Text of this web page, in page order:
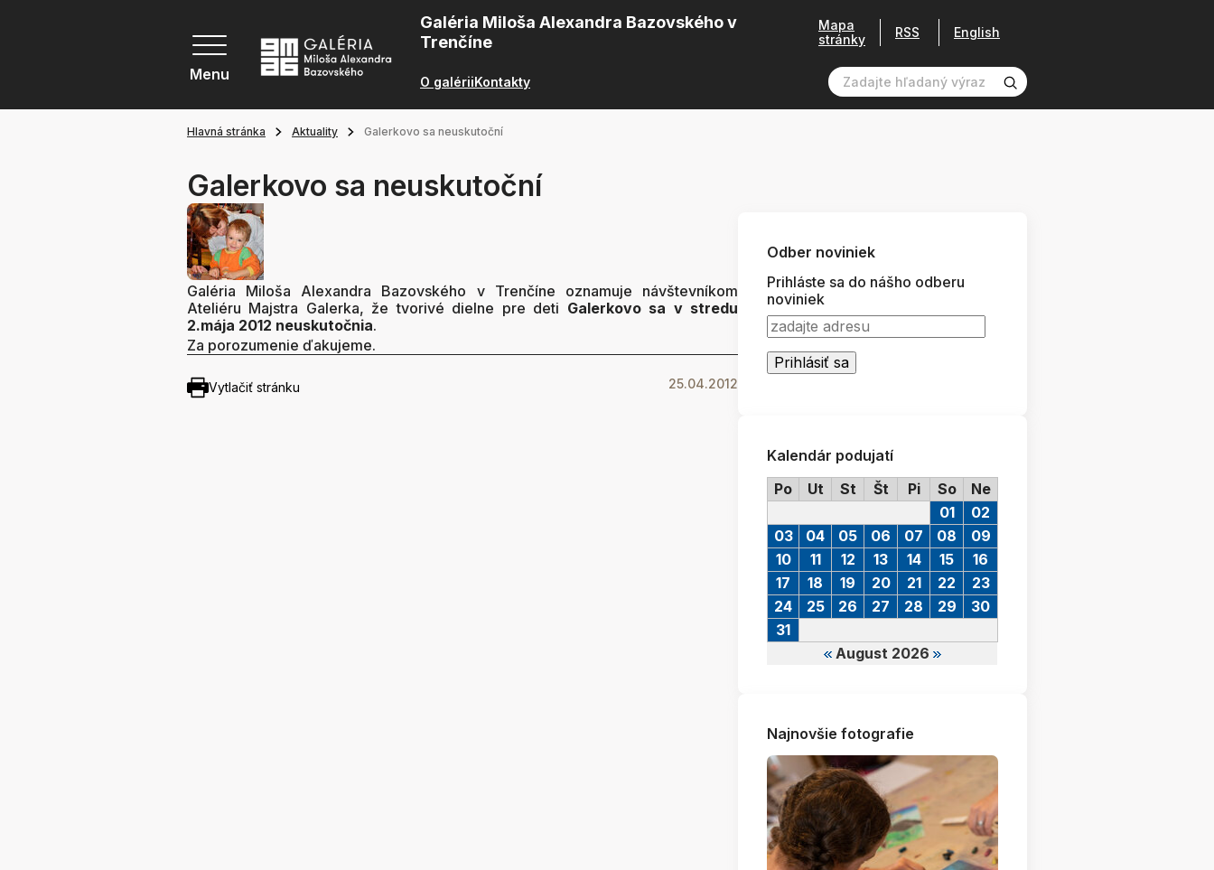
Menu
Galéria Miloša Alexandra Bazovského v
Trenčíne
O galériiKontakty
Mapa
stránky
RSS English
Hlavná stránka Aktuality Galerkovo sa neuskutoční
Galerkovo sa neuskutoční
Galéria Miloša Alexandra Bazovského v Trenčíne oznamuje návštevníkom
Ateliéru Majstra Galerka, že tvorivé dielne pre deti Galerkovo sa v stredu
2.mája 2012 neuskutočnia.
Za porozumenie ďakujeme.
Vytlačiť stránku 25.04.2012
Odber noviniek
Prihláste sa do nášho odberu
noviniek
Kalendár podujatí
Po
Ut St Št Pi So Ne
August 2026
01
02
03
04 05 06 07 08
09
10
11 12 13 14 15
16
17
18 19 20 21 22
23
24
25 26 27 28 29
30
31
Najnovšie fotografie